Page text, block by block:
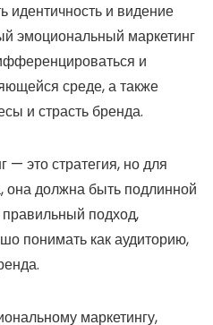
идентичность и видение
эмоциональный маркетинг
и
среде, а также
и страсть бренда.
это стратегия, но для
она должна быть подлинной
подход,
понимать как аудиторию,
маркетингу,